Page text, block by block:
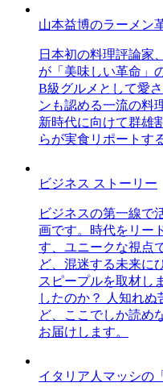
山本益博のラーメン
日本初の料理評論家
が「美味しい革命」
B級グルメとして愛
ンも認める一流の料
新時代に向けて群雄
らが実食リポートす
ビジネス ストーリー
ビジネスの第一線で
画です。時代をリー
す、ユニークな視点
ど、混迷する未来に
スピープルを取材し
したのか？ 人知れ
ど、ここでしか読め
お届けします。
イタリア人マッシの